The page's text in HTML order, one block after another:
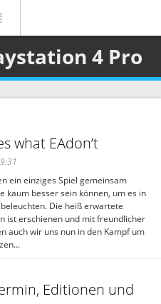
4 Pro
what EAdon’t
ein einziges Spiel gemeinsam
kaum besser sein können, um es in
Die heiß erwartete
ist erschienen und mit freundlicher
auch wir uns nun in den Kampf um
Editionen und